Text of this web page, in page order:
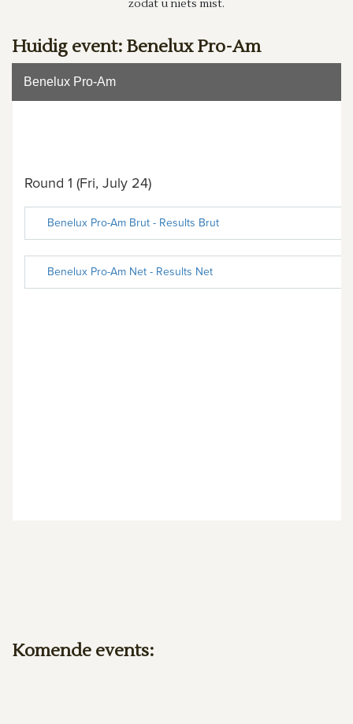
zodat u niets mist.
Huidig event: Benelux Pro-Am
Komende events: